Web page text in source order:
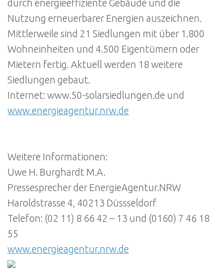
durch energieeffiziente Gebäude und die
Nutzung erneuerbarer Energien auszeichnen.
Mittlerweile sind 21 Siedlungen mit über 1.800
Wohneinheiten und 4.500 Eigentümern oder
Mietern fertig. Aktuell werden 18 weitere
Siedlungen gebaut.
Internet: www.50-solarsiedlungen.de und
www.energieagentur.nrw.de
Weitere Informationen:
Uwe H. Burghardt M.A.
Pressesprecher der EnergieAgentur.NRW
Haroldstrasse 4, 40213 Düssseldorf
Telefon: (02 11) 8 66 42 – 13 und (0160) 7 46 18
55
www.energieagentur.nrw.de